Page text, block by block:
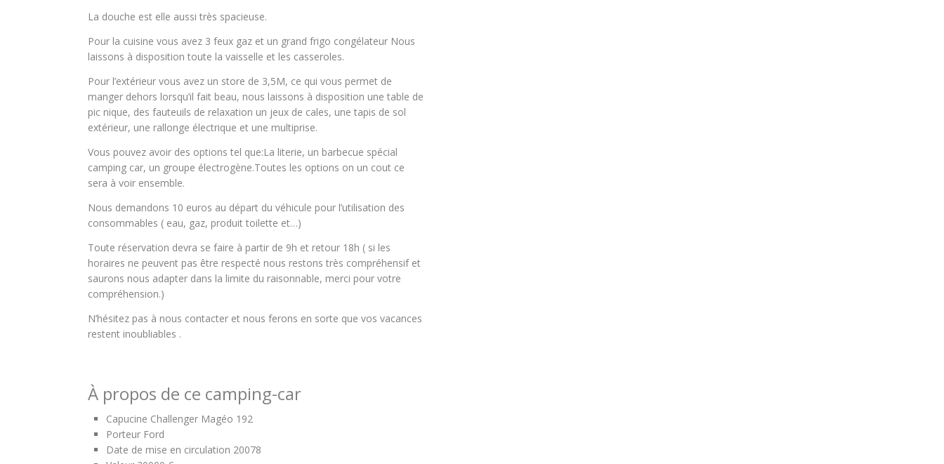
La douche est elle aussi très spacieuse.
Pour la cuisine vous avez 3 feux gaz et un grand frigo congélateur Nous
laissons à disposition toute la vaisselle et les casseroles.
Pour l’extérieur vous avez un store de 3,5M, ce qui vous permet de
manger dehors lorsqu’il fait beau, nous laissons à disposition une table de
pic nique, des fauteuils de relaxation un jeux de cales, une tapis de sol
extérieur, une rallonge électrique et une multiprise.
Vous pouvez avoir des options tel que:La literie, un barbecue spécial
camping car, un groupe électrogène.Toutes les options on un cout ce
sera à voir ensemble.
Nous demandons 10 euros au départ du véhicule pour l’utilisation des
consommables ( eau, gaz, produit toilette et…)
Toute réservation devra se faire à partir de 9h et retour 18h ( si les
horaires ne peuvent pas être respecté nous restons très compréhensif et
saurons nous adapter dans la limite du raisonnable, merci pour votre
compréhension.)
N’hésitez pas à nous contacter et nous ferons en sorte que vos vacances
restent inoubliables .
À propos de ce camping-car
Capucine Challenger Magéo 192
Porteur Ford
Date de mise en circulation 20078